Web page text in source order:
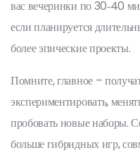
вас вечеринки по 30‑40
если планируется
более эпические проекты.
Помните, главное –
экспериментировать,
пробовать новые наборы.
больше гибридных игр,